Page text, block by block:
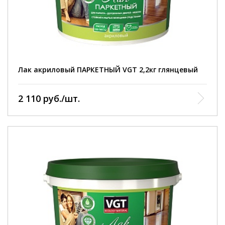
Лак акриловый ПАРКЕТНЫЙ VGT 2,2кг глянцевый
2 110 руб./шт.
фасовка :
0,9 кг: 2,2 кг: 9 кг.
100-160 г/м²
полное высыхание:
до отлипа 2 часа, полное высыхание через 48 часов
при нормальных условиях